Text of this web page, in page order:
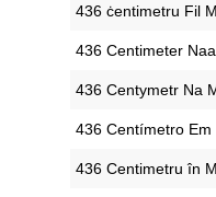
‎436 ċentimetru Fil
‎436 Centimeter
‎436 Centymetr Na
‎436 Centímetro Em
‎436 Centimetru în